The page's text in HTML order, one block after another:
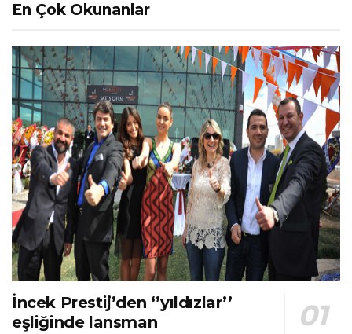
En Çok Okunanlar
İncek Prestij’den ‘’yıldızlar’’
eşliğinde lansman